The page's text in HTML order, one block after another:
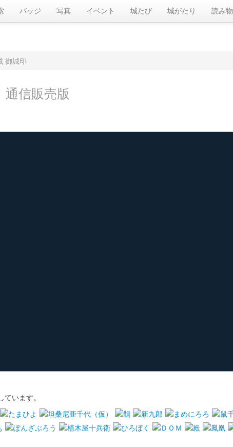
バッジ 写真 イベント 城たび 城がたり 読み物
御城印
通信販売版
います。